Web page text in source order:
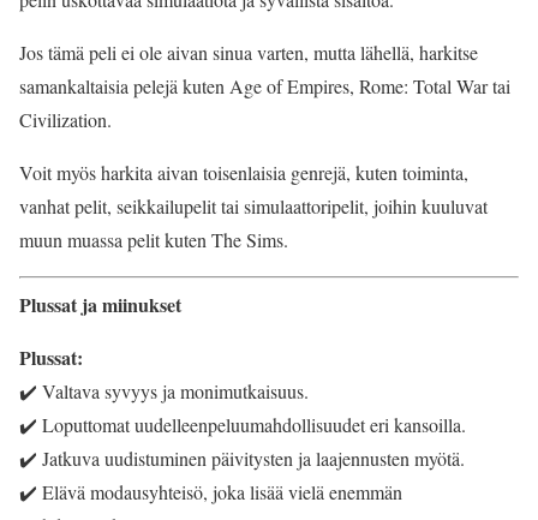
Jos tämä peli ei ole aivan sinua varten, mutta lähellä, harkitse
samankaltaisia pelejä kuten Age of Empires, Rome: Total War tai
Civilization.
Voit myös harkita aivan toisenlaisia genrejä, kuten toiminta,
vanhat pelit, seikkailupelit tai simulaattoripelit, joihin kuuluvat
muun muassa pelit kuten The Sims.
Plussat ja miinukset
Plussat:
✔️ Valtava syvyys ja monimutkaisuus.
✔️ Loputtomat uudelleenpeluumahdollisuudet eri kansoilla.
✔️ Jatkuva uudistuminen päivitysten ja laajennusten myötä.
✔️ Elävä modausyhteisö, joka lisää vielä enemmän